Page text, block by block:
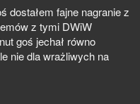
dostałem fajne nagranie z
z tymi DWiW
goś jechał równo
nie dla wrażliwych na